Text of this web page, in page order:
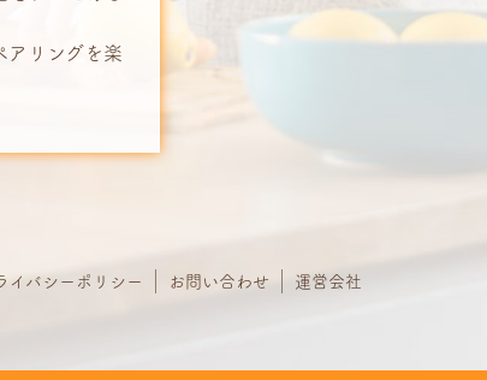
アリングを楽
イバシーポリシー お問い合わせ 運営会社